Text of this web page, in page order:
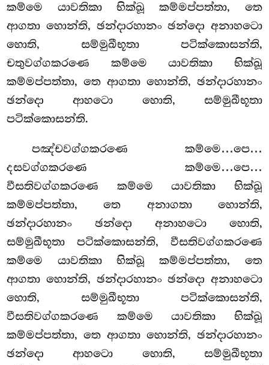
කම්මෙ යාවතිකා භික්ඛූ කම්මප්පත්තා, තෙ
ආගතා හොන්ති, ඡන්දාරහානං ඡන්දො අනාහටො
හොති, සම්මුඛීභූතා පටික්කොසන්ති,
චතුවග්ගකරණෙ කම්මෙ යාවතිකා භික්ඛූ
කම්මප්පත්තා, තෙ ආගතා හොන්ති, ඡන්දාරහානං
ඡන්දො ආහටො හොති, සම්මුඛීභූතා
පටික්කොසන්ති.
පඤ්චවග්ගකරණෙ කම්මෙ…පෙ…
දසවග්ගකරණෙ කම්මෙ…පෙ…
වීසතිවග්ගකරණෙ කම්මෙ යාවතිකා භික්ඛූ
කම්මප්පත්තා, තෙ අනාගතා හොන්ති,
ඡන්දාරහානං ඡන්දො අනාහටො හොති,
සම්මුඛීභූතා පටික්කොසන්ති, වීසතිවග්ගකරණෙ
කම්මෙ යාවතිකා භික්ඛූ කම්මප්පත්තා, තෙ
ආගතා හොන්ති, ඡන්දාරහානං ඡන්දො අනාහටො
හොති, සම්මුඛීභූතා පටික්කොසන්ති,
වීසතිවග්ගකරණෙ කම්මෙ යාවතිකා භික්ඛූ
කම්මප්පත්තා, තෙ ආගතා හොන්ති, ඡන්දාරහානං
ඡන්දො ආහටො හොති, සම්මුඛීභූතා